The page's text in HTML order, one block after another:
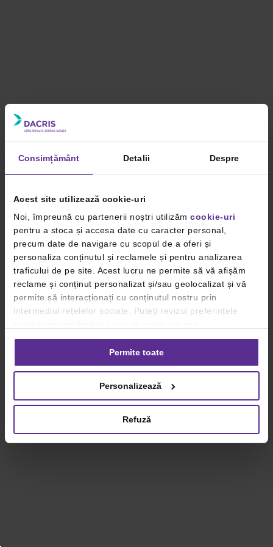
Consimțământ Detalii Despre
Acest site utilizează cookie-uri
Noi, împreună cu partenerii noștri utilizăm cookie-uri
pentru a stoca și accesa date cu caracter personal,
precum date de navigare cu scopul de a oferi și
personaliza conținutul și reclamele și pentru analizarea
traficului de pe site. Acest lucru ne permite să vă afișăm
reclame și conținut personalizat și/sau geolocalizat și vă
permite să interacționați cu conținutul nostru prin
intermediul rețelelor sociale. Puteți revizui preferințele
consimțământul oricând, făcând click pe linkul către
setările dvs. de cookie-uri.
privind utilizarea modulelor cookie.Detalii
Permite toate
Personalizează
Refuză